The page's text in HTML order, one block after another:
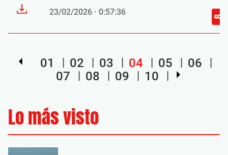
23/02/2026 · 0:57:36
01 02 03 04 05
06
07
08 09 10
Lo más visto